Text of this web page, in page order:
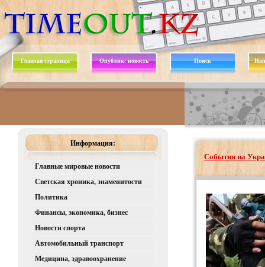
Главная страница Опублик. новость Поиск
Информация:
Главные мировые новости
Светская хроника, знаменитости
Политика
Финансы, экономика, бизнес
Новости спорта
Автомобильный транспорт
Медицина, здравоохранение
События на